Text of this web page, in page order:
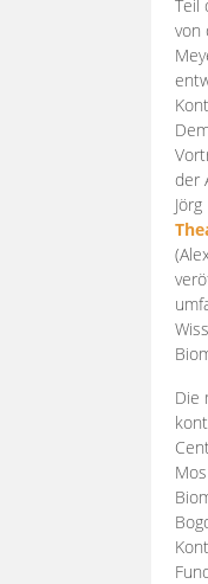
Teil
von
der
Die